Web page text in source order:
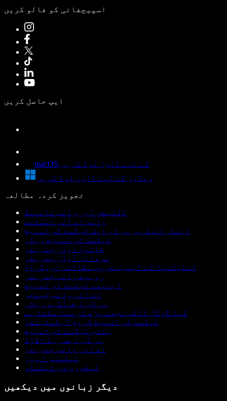
اسپیچفائی کو فالو کریں
ایپ حاصل کریں
macOS کے لیے ڈاؤن لوڈ کریں
ونڈوز کے لیے ڈاؤن لوڈ کریں
تجویز کردہ مطالعہ
ڈکٹیشن اور وائس ٹائپنگ
وائس اے آئی اسسٹنٹ
اینڈرائیڈ پر پی ڈی ایف ٹیکسٹ ٹو اسپیچ
ٹیکسٹ ٹو اسپیچ ریڈر
خاتون آواز جنریٹر
مردانہ آواز جنریٹر
ڈسلیکسیا کے لیے بہترین مطالعہ پروگرام
روبوٹ وائس جنریٹر
اینیمے ٹیکسٹ ٹو اسپیچ
اے آئی وائس چینجر
پی ڈی ایف آڈیو ریڈر
کیا گوگل ڈاکس مجھے پڑھ کر سنا سکتا ہے
ٹیکسٹ ٹو اسپیچ کروم ایکسٹینشن
ہندی ٹیکسٹ ٹو اسپیچ
پی ڈی ایف ریڈ الاؤڈ
اے آئی وائس جنریٹر
ٹیکستو آ ووز
لیطوری دی ٹیکسٹو
دیگر زبانوں میں دیکھیں